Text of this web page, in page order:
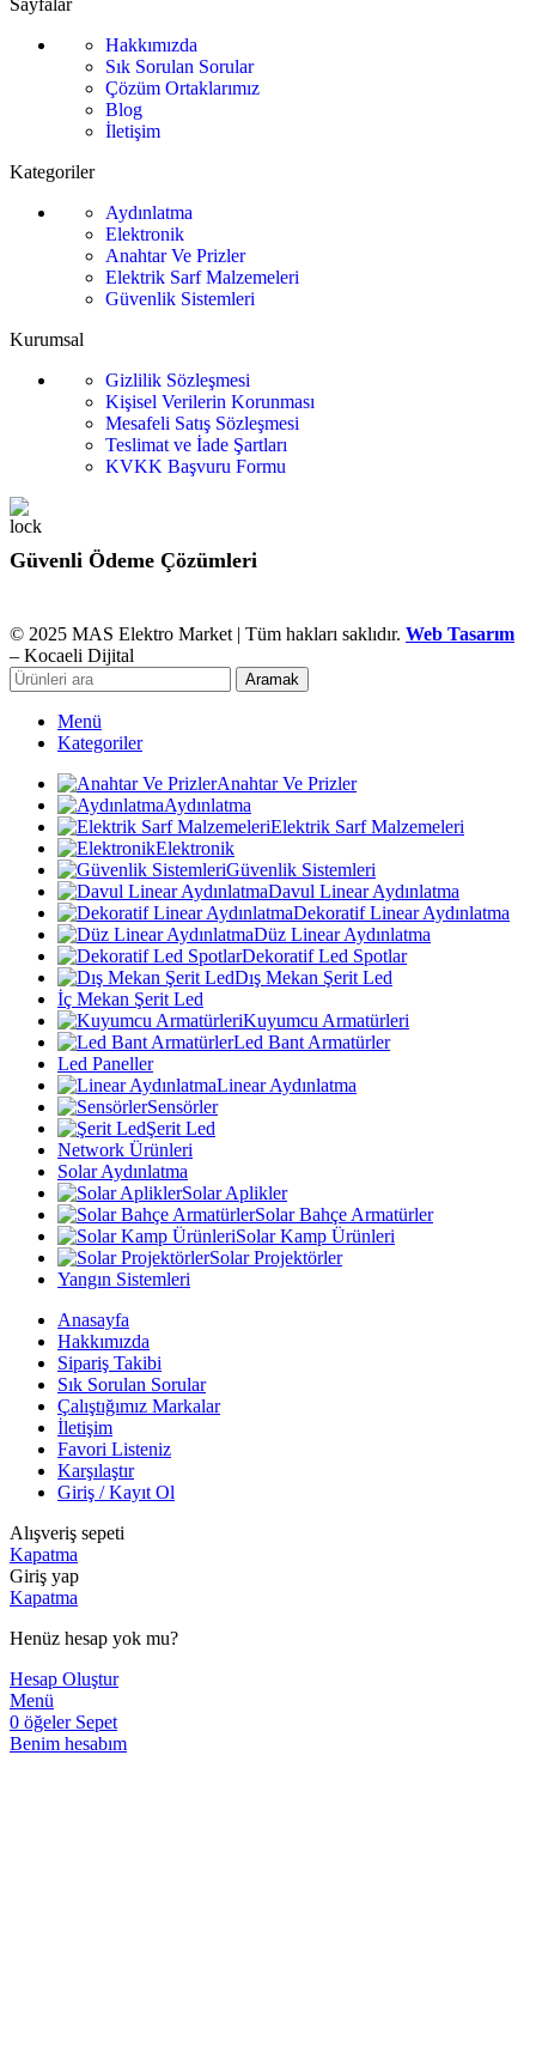
Hakkımızda
Sık Sorulan Sorular
Çözüm Ortaklarımız
Blog
İletişim
Kategoriler
Aydınlatma
Elektronik
Anahtar Ve Prizler
Elektrik Sarf Malzemeleri
Güvenlik Sistemleri
Kurumsal
Gizlilik Sözleşmesi
Kişisel Verilerin Korunması
Mesafeli Satış Sözleşmesi
Teslimat ve İade Şartları
KVKK Başvuru Formu
Güvenli Ödeme Çözümleri
© 2025 MAS Elektro Market | Tüm hakları saklıdır. Web Tasarım
– Kocaeli Dijital
Aramak
Menü
Kategoriler
Anahtar Ve Prizler
Aydınlatma
Elektrik Sarf Malzemeleri
Elektronik
Güvenlik Sistemleri
Davul Linear Aydınlatma
Dekoratif Linear Aydınlatma
Düz Linear Aydınlatma
Dekoratif Led Spotlar
Dış Mekan Şerit Led
İç Mekan Şerit Led
Kuyumcu Armatürleri
Led Bant Armatürler
Led Paneller
Linear Aydınlatma
Sensörler
Şerit Led
Network Ürünleri
Solar Aydınlatma
Solar Aplikler
Solar Bahçe Armatürler
Solar Kamp Ürünleri
Solar Projektörler
Yangın Sistemleri
Anasayfa
Hakkımızda
Sipariş Takibi
Sık Sorulan Sorular
Çalıştığımız Markalar
İletişim
Favori Listeniz
Karşılaştır
Giriş / Kayıt Ol
Alışveriş sepeti
Kapatma
Giriş yap
Kapatma
Henüz hesap yok mu?
Hesap Oluştur
Menü
0 öğeler Sepet
Benim hesabım